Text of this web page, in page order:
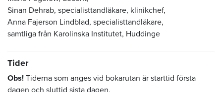
Sinan Dehrab, specialisttandläkare, klinikchef,
Anna Fajerson Lindblad, specialisttandläkare,
samtliga från Karolinska Institutet, Huddinge
Tider
Obs! Tiderna som anges vid bokarutan är starttid första